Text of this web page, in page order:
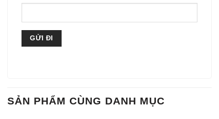
SẢN PHẨM CÙNG DANH MỤC